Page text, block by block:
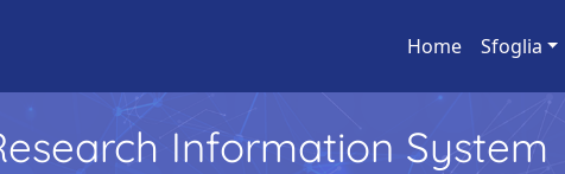
Home Sfoglia
Information System